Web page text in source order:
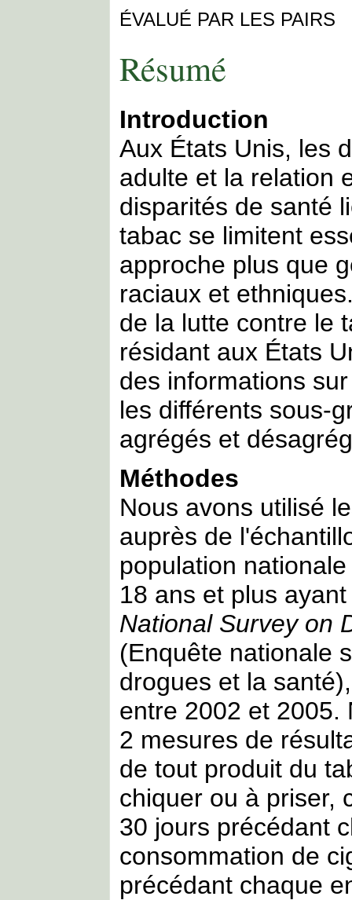
ÉVALUÉ PAR LES PAIRS
Résumé
Introduction
Aux États Unis, les
adulte et la relation
disparités de santé
tabac se limitent
approche plus que
raciaux et
de la lutte contre le
résidant aux États
des informations
les différents sous-
agrégés et
Méthodes
Nous avons utilisé
auprès de
population
18 ans et plus
National Survey on
(Enquête nationale
drogues et la
entre 2002 et 2005.
2 mesures de
de tout produit du
chiquer ou à priser,
30 jours précédant
consommation de
précédant chaque